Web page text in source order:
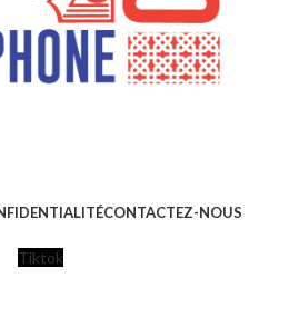
CONTACTEZ-NOUS
Tiktok